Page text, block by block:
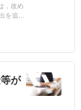
，改め
追完
が